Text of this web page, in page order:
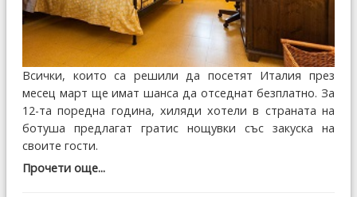
Всички, които са решили да посетят Италия през
месец март ще имат шанса да отседнат безплатно. За
12-та поредна година, хиляди хотели в страната на
ботуша предлагат гратис нощувки със закуска на
своите гости.
Прочети още...